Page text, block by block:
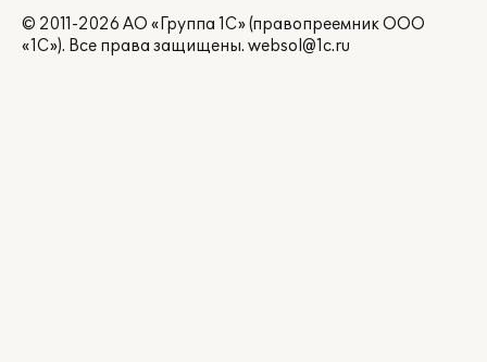
© 2011-2026 АО «Группа 1С» (правопреемник ООО
«1С»). Все права защищены. websol@1c.ru